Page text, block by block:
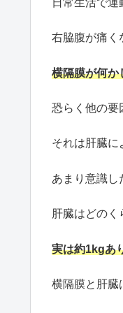
右脇腹が痛く
横隔膜が何か
恐らく他の要
それは肝臓に
あまり意識し
肝臓はどのく
実は約1kgあ
横隔膜と肝臓